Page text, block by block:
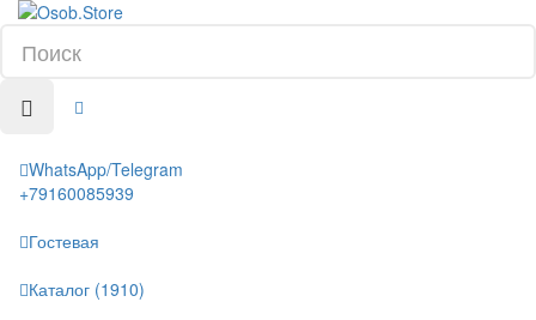
WhatsApp/Telegram
+79160085939
Гостевая
Каталог (1910)